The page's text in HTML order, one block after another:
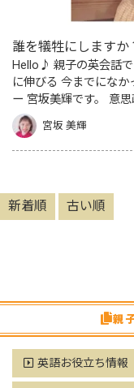
誰を犠牲にしますか
Hello♪ 親子の英会話
に伸びる 今までにな
ー 宮坂美輝です。 意
どもが誕生！ このま
宮坂 美輝
新着順 古い順
親
英語お役立ち情報